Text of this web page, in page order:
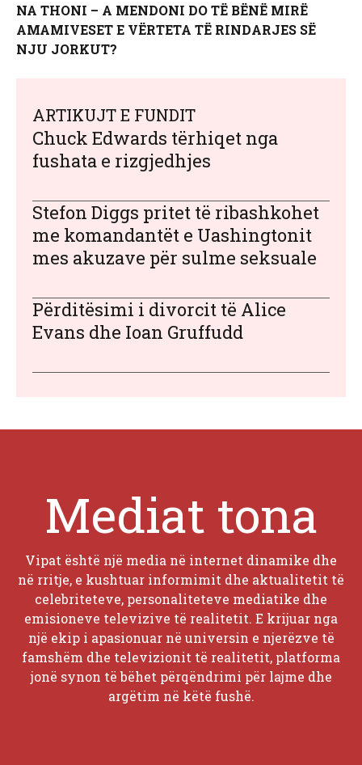
NA THONI – A MENDONI DO TË BËNË MIRË
AMAMIVESET E VËRTETA TË RINDARJES SË
NJU JORKUT?
ARTIKUJT E FUNDIT
Chuck Edwards tërhiqet nga
fushata e rizgjedhjes
Stefon Diggs pritet të ribashkohet
me komandantët e Uashingtonit
mes akuzave për sulme seksuale
Përditësimi i divorcit të Alice
Evans dhe Ioan Gruffudd
Mediat tona
Vipat është një media në internet dinamike dhe
në rritje, e kushtuar informimit dhe aktualitetit të
celebriteteve, personaliteteve mediatike dhe
emisioneve televizive të realitetit. E krijuar nga
një ekip i apasionuar në universin e njerëzve të
famshëm dhe televizionit të realitetit, platforma
jonë synon të bëhet përqëndrimi për lajme dhe
argëtim në këtë fushë.